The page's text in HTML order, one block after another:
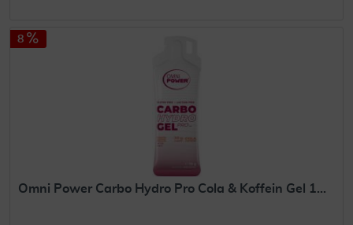
8
Omni Power Carbo Hydro Pro Cola & Koffein Gel 1...